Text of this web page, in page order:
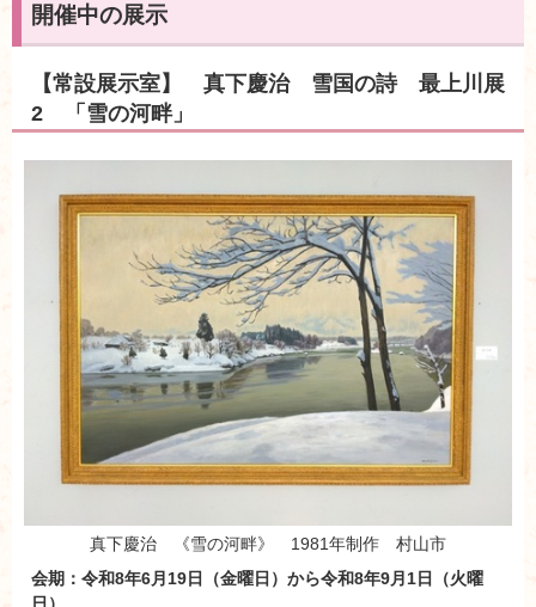
開催中の展示
【常設展示室】 真下慶治 雪国の詩 最上川展
2 「雪の河畔」
真下慶治 《雪の河畔》 1981年制作 村山市
会期：令和8年6月19日（金曜日）から令和8年9月1日（火曜